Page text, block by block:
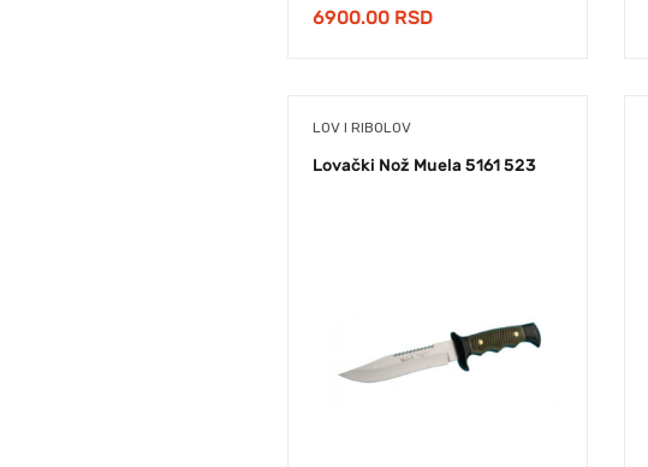
6900.00 RSD
LOV I RIBOLOV
Lovački Nož Muela 5161 523